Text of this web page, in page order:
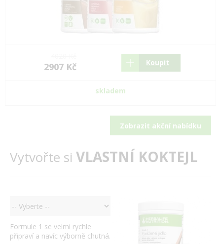
2907 Kč Koupit
skladem
Zobrazit akční nabídku
Vytvořte si VLASTNÍ KOKTEJL
Formule 1 se velmi rychle
připraví a navíc výborně chutná.